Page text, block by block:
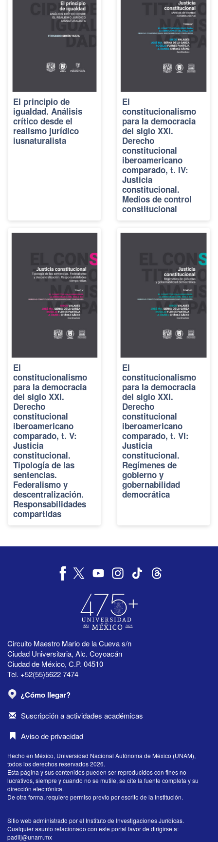
El principio de
igualdad. Análisis
crítico desde el
realismo jurídico
iusnaturalista
El
constitucionalismo
para la democracia
del siglo XXI.
Derecho
constitucional
iberoamericano
comparado, t. IV:
Justicia
constitucional.
Medios de control
constitucional
El
constitucionalismo
para la democracia
del siglo XXI.
Derecho
constitucional
iberoamericano
comparado, t. V:
Justicia
constitucional.
Tipología de las
sentencias.
Federalismo y
descentralización.
Responsabilidades
compartidas
El
constitucionalismo
para la democracia
del siglo XXI.
Derecho
constitucional
iberoamericano
comparado, t. VI:
Justicia
constitucional.
Regímenes de
gobierno y
gobernabilidad
democrática
Circuito Maestro Mario de la Cueva s/n
Ciudad Universitaria, Alc. Coyoacán
Ciudad de México, C.P. 04510
Tel. +52(55)5622 7474
¿Cómo llegar?
Suscripción a actividades académicas
Aviso de privacidad
Hecho en México, Universidad Nacional Autónoma de México (UNAM),
todos los derechos reservados 2026.
Esta página y sus contenidos pueden ser reproducidos con fines no
lucrativos, siempre y cuando no se mutile, se cite la fuente completa y su
dirección electrónica.
De otra forma, requiere permiso previo por escrito de la institución.
Sitio web administrado por el Instituto de Investigaciones Jurídicas.
Cualquier asunto relacionado con este portal favor de dirigirse a:
padiij@unam.mx